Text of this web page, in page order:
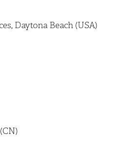
Daytona Beach (USA)